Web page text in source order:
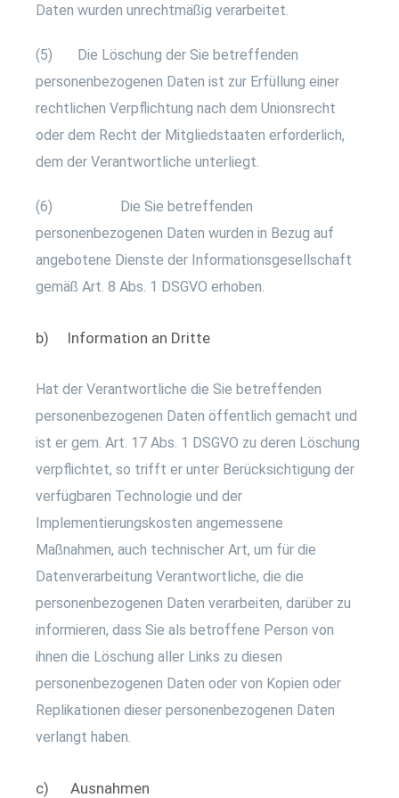
Daten wurden unrechtmäßig verarbeitet.
(5) Die Löschung der Sie betreffenden
personenbezogenen Daten ist zur Erfüllung einer
rechtlichen Verpflichtung nach dem Unionsrecht
oder dem Recht der Mitgliedstaaten erforderlich,
dem der Verantwortliche unterliegt.
(6) Die Sie betreffenden
personenbezogenen Daten wurden in Bezug auf
angebotene Dienste der Informationsgesellschaft
gemäß Art. 8 Abs. 1 DSGVO erhoben.
b) Information an Dritte
Hat der Verantwortliche die Sie betreffenden
personenbezogenen Daten öffentlich gemacht und
ist er gem. Art. 17 Abs. 1 DSGVO zu deren Löschung
verpflichtet, so trifft er unter Berücksichtigung der
verfügbaren Technologie und der
Implementierungskosten angemessene
Maßnahmen, auch technischer Art, um für die
Datenverarbeitung Verantwortliche, die die
personenbezogenen Daten verarbeiten, darüber zu
informieren, dass Sie als betroffene Person von
ihnen die Löschung aller Links zu diesen
personenbezogenen Daten oder von Kopien oder
Replikationen dieser personenbezogenen Daten
verlangt haben.
c) Ausnahmen